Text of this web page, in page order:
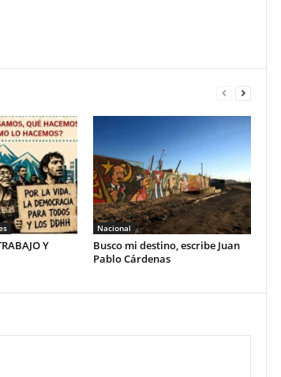
Y
Nacional
Busco mi destino, escribe Juan
Pablo Cárdenas